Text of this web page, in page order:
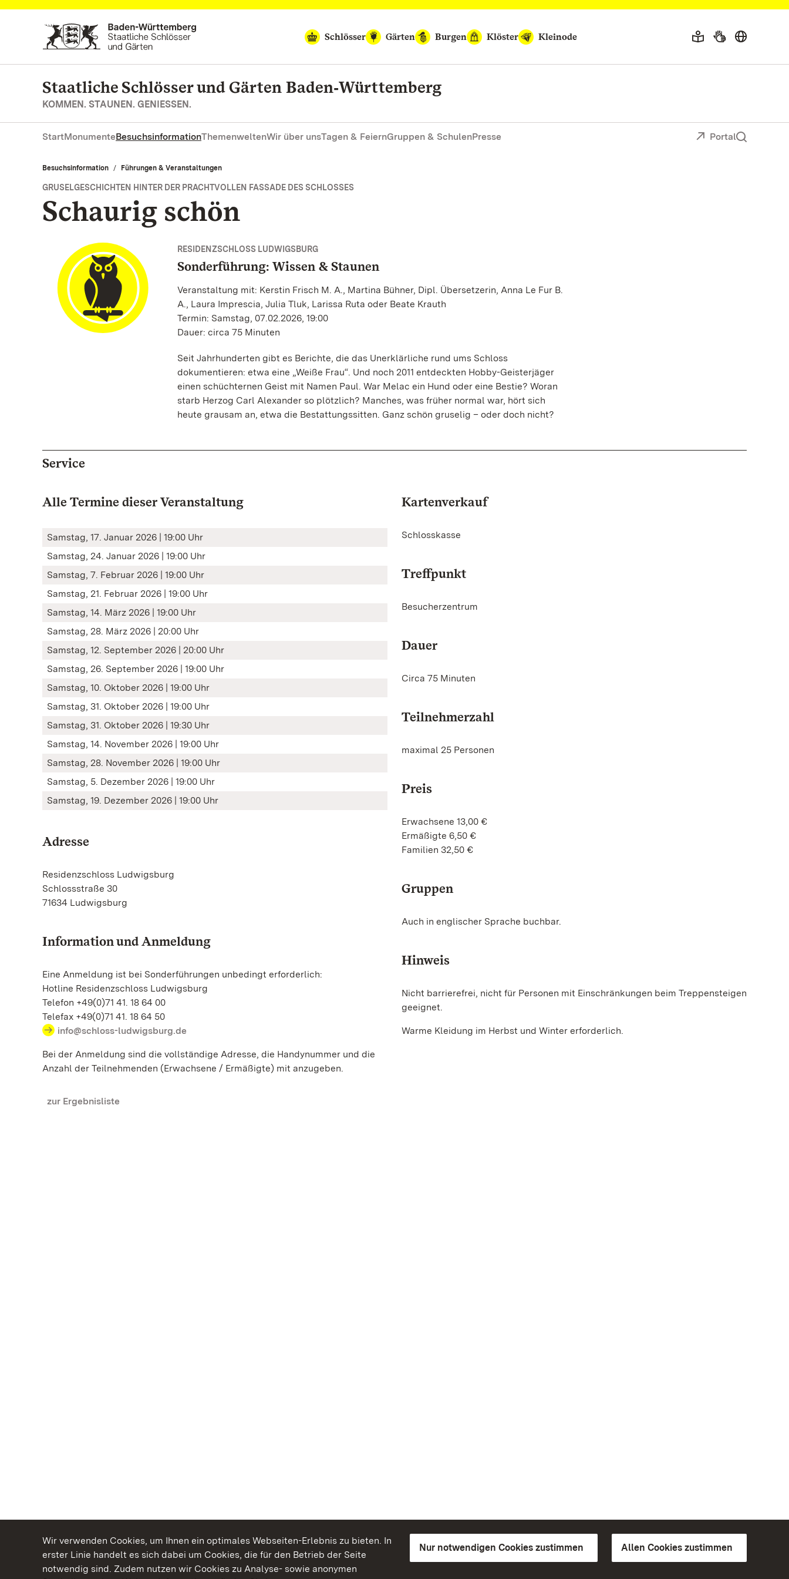
Wir verwenden Cookies, um Ihnen ein optimales Webseiten-Erlebnis zu bieten. In
erster Linie handelt es sich dabei um Cookies, die für den Betrieb der Seite
notwendig sind. Zudem nutzen wir Cookies zu Analyse- sowie anonymen
Nur notwendigen Cookies zustimmen Allen Cookies zustimmen
Zum Hauptinhalt springen
Schlösser
Gärten Burgen Klöster Kleinode
Staatliche Schlösser und Gärten Baden‑Württemberg
KOMMEN. STAUNEN. GENIESSEN.
StartMonumenteBesuchsinformationThemenweltenWir über unsTagen & FeiernGruppen & SchulenPresse Portal
Besuchsinformation Führungen & Veranstaltungen
GRUSELGESCHICHTEN HINTER DER PRACHTVOLLEN FASSADE DES SCHLOSSES
Schaurig schön
RESIDENZSCHLOSS LUDWIGSBURG
Sonderführung: Wissen & Staunen
Veranstaltung mit: Kerstin Frisch M. A., Martina Bühner, Dipl. Übersetzerin, Anna Le Fur B.
A., Laura Imprescia, Julia Tluk, Larissa Ruta oder Beate Krauth
Termin: Samstag, 07.02.2026, 19:00
Dauer: circa 75 Minuten
Seit Jahrhunderten gibt es Berichte, die das Unerklärliche rund ums Schloss
dokumentieren: etwa eine „Weiße Frau“. Und noch 2011 entdeckten Hobby-Geisterjäger
einen schüchternen Geist mit Namen Paul. War Melac ein Hund oder eine Bestie? Woran
starb Herzog Carl Alexander so plötzlich? Manches, was früher normal war, hört sich
heute grausam an, etwa die Bestattungssitten. Ganz schön gruselig – oder doch nicht?
Service
Alle Termine dieser Veranstaltung
Samstag, 17. Januar 2026 | 19:00 Uhr
Samstag, 24. Januar 2026 | 19:00 Uhr
Samstag, 7. Februar 2026 | 19:00 Uhr
Samstag, 21. Februar 2026 | 19:00 Uhr
Samstag, 14. März 2026 | 19:00 Uhr
Samstag, 28. März 2026 | 20:00 Uhr
Samstag, 12. September 2026 | 20:00 Uhr
Samstag, 26. September 2026 | 19:00 Uhr
Samstag, 10. Oktober 2026 | 19:00 Uhr
Samstag, 31. Oktober 2026 | 19:00 Uhr
Samstag, 31. Oktober 2026 | 19:30 Uhr
Samstag, 14. November 2026 | 19:00 Uhr
Samstag, 28. November 2026 | 19:00 Uhr
Samstag, 5. Dezember 2026 | 19:00 Uhr
Samstag, 19. Dezember 2026 | 19:00 Uhr
Adresse
Residenzschloss Ludwigsburg
Schlossstraße 30
71634 Ludwigsburg
Information und Anmeldung
Eine Anmeldung ist bei Sonderführungen unbedingt erforderlich:
Hotline Residenzschloss Ludwigsburg
Telefon +49(0)71 41. 18 64 00
Telefax +49(0)71 41. 18 64 50
info@schloss-ludwigsburg.de
Bei der Anmeldung sind die vollständige Adresse, die Handynummer und die
Anzahl der Teilnehmenden (Erwachsene / Ermäßigte) mit anzugeben.
Kartenverkauf
Schlosskasse
Treffpunkt
Besucherzentrum
Dauer
Circa 75 Minuten
Teilnehmerzahl
maximal 25 Personen
Preis
Erwachsene 13,00 €
Ermäßigte 6,50 €
Familien 32,50 €
Gruppen
Auch in englischer Sprache buchbar.
Hinweis
Nicht barrierefrei, nicht für Personen mit Einschränkungen beim Treppensteigen
geeignet.
Warme Kleidung im Herbst und Winter erforderlich.
zur Ergebnisliste